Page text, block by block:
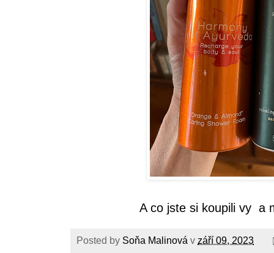
A co jste si koupili vy a
Posted by Soňa Malinová v září 09, 2023